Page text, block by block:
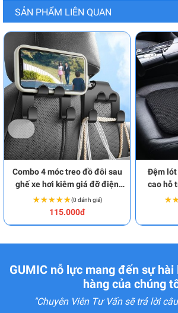
SẢN PHẨM LIÊN QUAN
Combo 4 móc treo đồ đôi sau
ghế xe hơi kiêm giá đỡ điện
thoại đa năng BA2046
★★★★★
★★★★★(0 đánh giá)
115.000đ
Đệm lót
cao hỗ
GUMIC nỗ lực mang đến sự
hàng của chúng
"Chuyên Viên Tư Vấn sẽ trả lời